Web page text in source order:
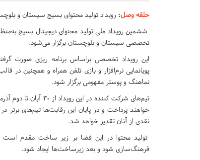
حلقه وصل: رویداد تولید محتوای بسیج سیستان و
ششمین رویداد ملی تولید محتوای دیجیتال بسیج
تخصصی سیستان و بلوچستان برگزار می‌شود.
این رویداد تخصصی براساس برنامه ریزی صورت
پویانمایی نرم‌افزار و بازی تلفن همراه و همچنین در
نماهنگ و پوستر مفهومی برگزار شود.
تیم‌های شرکت کننده در
خواهند پرداخت و در پایان این رقابت‌ها تیم‌های برتر
نقدی از آنان تقدیر خواهد شد.
تولید محتوا در این فضا بر زیر ساخت مقدم است و
فرهنگ‌سازی شود و بعد زیرساخت‌ها ایجاد شود.